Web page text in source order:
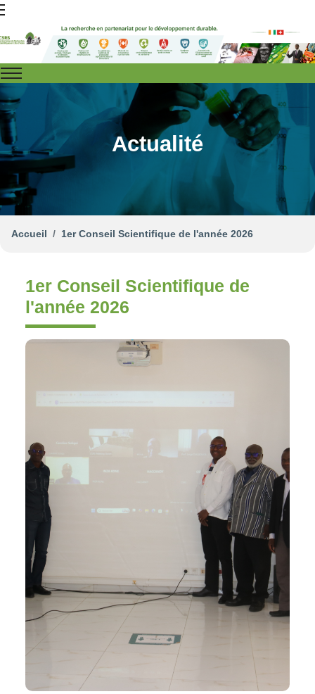
Actualité
Accueil 1er Conseil Scientifique de l'année 2026
1er Conseil Scientifique de
l'année 2026